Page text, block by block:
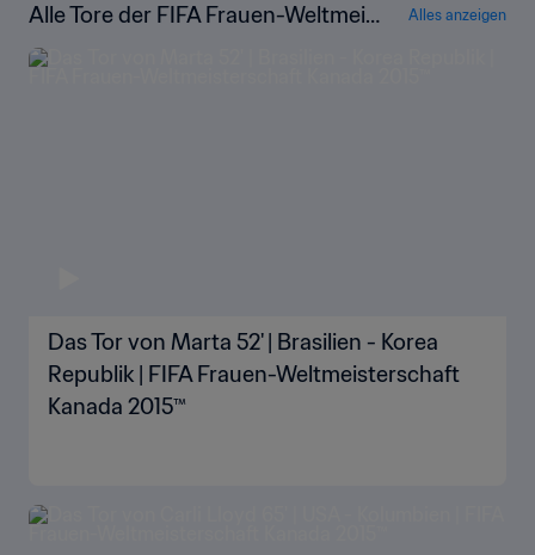
Alle Tore der FIFA Frauen-Weltmeis
terschaft Kanada 2015™
Alles anzeigen
Das Tor von Marta 52' | Brasilien - Korea
Republik | FIFA Frauen-Weltmeisterschaft
Kanada 2015™